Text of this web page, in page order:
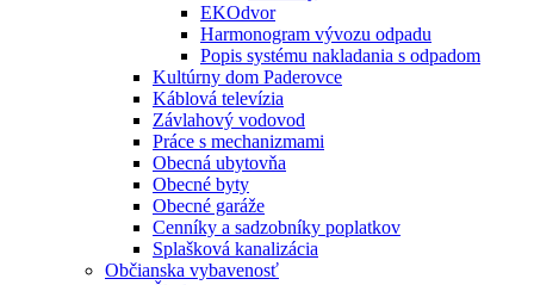
EKOdvor
Harmonogram vývozu odpadu
Popis systému nakladania s odpadom
Kultúrny dom Paderovce
Káblová televízia
Závlahový vodovod
Práce s mechanizmami
Obecná ubytovňa
Obecné byty
Obecné garáže
Cenníky a sadzobníky poplatkov
Splašková kanalizácia
Občianska vybavenosť